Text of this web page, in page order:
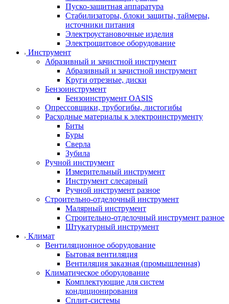
Пуско-защитная аппаратура
Стабилизаторы, блоки защиты, таймеры,
источники питания
Электроустановочные изделия
Электрощитовое оборудование
Инструмент
Абразивный и зачистной инструмент
Абразивный и зачистной инструмент
Круги отрезные, диски
Бензоинструмент
Бензоинструмент OASIS
Опрессовщики, трубогибы, листогибы
Расходные материалы к электроинструменту
Биты
Буры
Сверла
Зубила
Ручной инструмент
Измерительный инструмент
Инструмент слесарный
Ручной инструмент разное
Строительно-отделочный инструмент
Малярный инструмент
Строительно-отделочный инструмент разное
Штукатурный инструмент
Климат
Вентиляционное оборудование
Бытовая вентиляция
Вентиляция заказная (промышленная)
Климатическое оборудование
Комплектующие для систем
кондиционирования
Сплит-системы